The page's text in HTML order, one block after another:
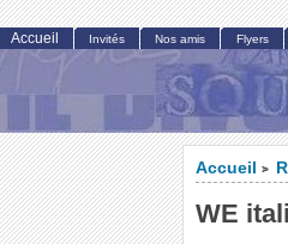
Accueil >
WE
Accueil Invités Nos amis Flyers